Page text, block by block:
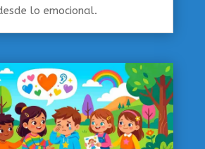
lo emocional.